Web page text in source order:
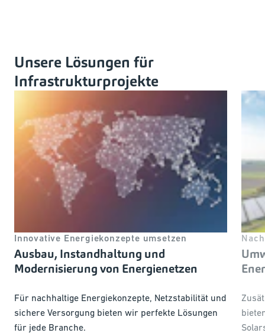
Unsere Lösungen für
Infrastrukturprojekte
Innovative Energiekonzepte umsetzen
Ausbau, Instandhaltung und
Modernisierung von Energienetzen
Für nachhaltige Energiekonzepte, Netzstabilität und
sichere Versorgung bieten wir perfekte Lösungen
für jede Branche.